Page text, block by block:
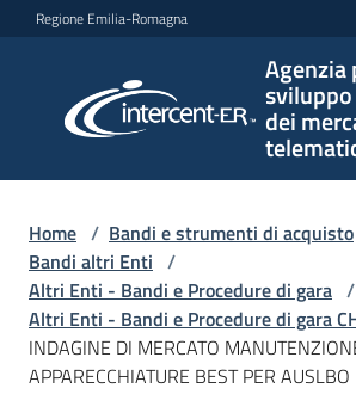
Vai al contenuto
Vai alla navigazione
Vai al footer
Regione Emilia-Romagna
Agenzia
sviluppo
dei
per lo
sviluppo
telematici
L'Agenzia
Home / Bandi e strumenti di acquisto
Bandi altri Enti /
Altri Enti - Bandi e Procedure di gara /
Altri Enti - Bandi e Procedure di gara
INDAGINE DI MERCATO
APPARECCHIATURE BEST PER AUSLBO